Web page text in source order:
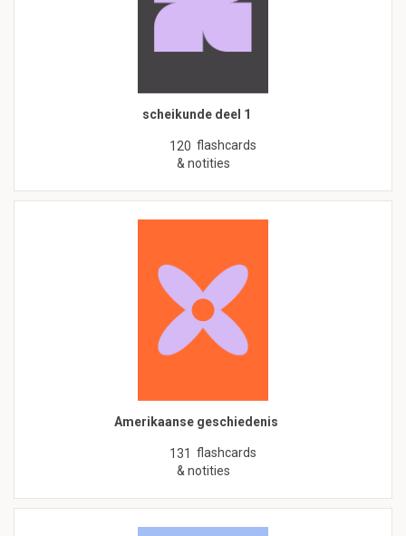
scheikunde deel 1
120 flashcards
& notities
Amerikaanse geschiedenis
131 flashcards
& notities